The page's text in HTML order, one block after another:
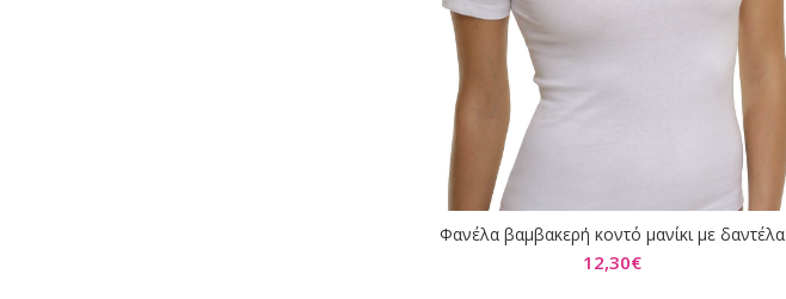
ΕΠΙΛΟΓΉ
Φανέλα βαμβακερή κοντό μανίκι με δαντέλα
12,30€